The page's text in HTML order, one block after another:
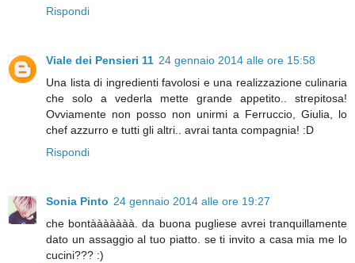
Rispondi
Viale dei Pensieri 11 24 gennaio 2014 alle ore 15:58
Una lista di ingredienti favolosi e una realizzazione culinaria
che solo a vederla mette grande appetito.. strepitosa!
Ovviamente non posso non unirmi a Ferruccio, Giulia, lo
chef azzurro e tutti gli altri.. avrai tanta compagnia! :D
Rispondi
Sonia Pinto 24 gennaio 2014 alle ore 19:27
che bontààààààà. da buona pugliese avrei tranquillamente
dato un assaggio al tuo piatto. se ti invito a casa mia me lo
cucini??? :)